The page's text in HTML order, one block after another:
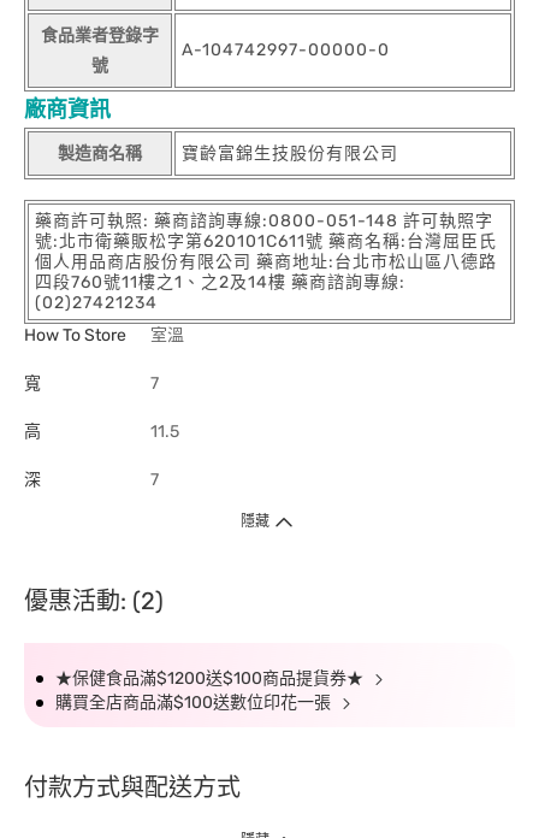
食品業者登錄字
號
A-104742997-00000-0
廠商資訊
製造商名稱 寶齡富錦生技股份有限公司
藥商許可執照: 藥商諮詢專線:0800-051-148 許可執照字
號:北市衛藥販松字第620101C611號 藥商名稱:台灣屈臣氏
個人用品商店股份有限公司 藥商地址:台北市松山區八德路
四段760號11樓之1、之2及14樓 藥商諮詢專線:
(02)27421234
How To Store
室溫
寬 7
高 11.5
深 7
隱藏
優惠活動: (2)
★保健食品滿$1200送$100商品提貨券★
購買全店商品滿$100送數位印花一張
付款方式與配送方式